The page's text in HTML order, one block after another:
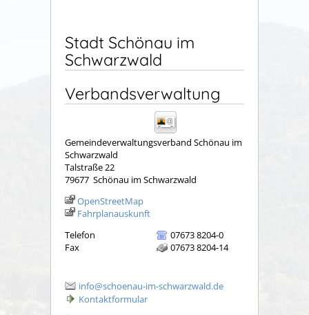
Stadt Schönau im
Schwarzwald
Verbandsverwaltung
Gemeindeverwaltungsverband Schönau im
Schwarzwald
Talstraße 22
79677 Schönau im Schwarzwald
OpenStreetMap
Fahrplanauskunft
Telefon
07673 8204-0
Fax
07673 8204-14
info@schoenau-im-schwarzwald.de
Kontaktformular